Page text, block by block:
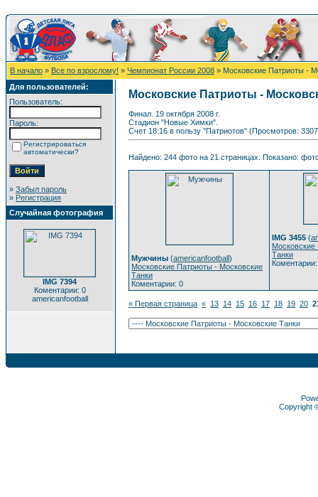
В начало » Все по взрослому! » Чемпионат России 2008 » Московские Патриоты -
Для пользователей:
Пользователь:
Пароль:
Регистрироваться
автоматически?
» Забыл пароль
» Регистрация
Случайная фотография
IMG 7394
Коментарии: 0
americanfootball
Московские Патриоты -
Финал. 19 октября 2008 г.
Стадион "Новые Химки".
Счет 18:16 в пользу "Патриотов" (Просмотров:
Найдено: 244 фото на 21 страницах. Показано:
Мужчины (americanfootball)
Московские Патриоты - Московские
Танки
Коментарии: 0
IMG 3455 (
Танки
« Первая страница « 13 14 15 16 17 18 19 20
Copyright